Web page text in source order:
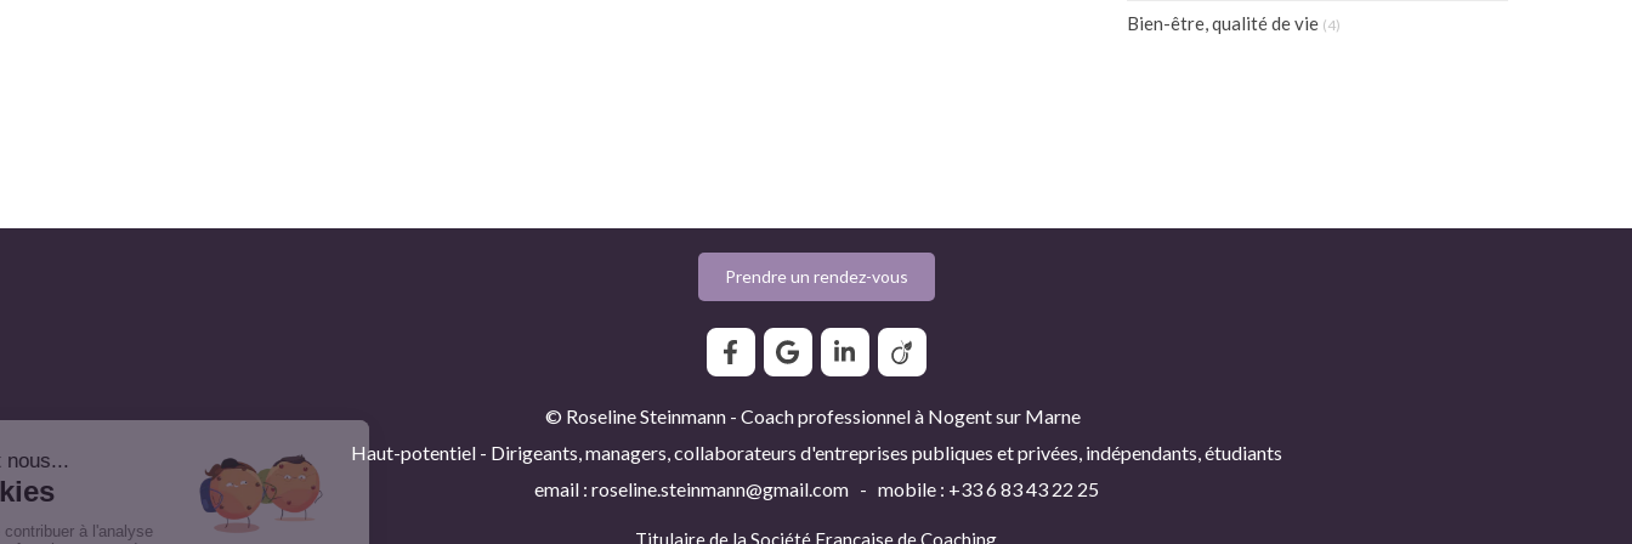
Bien-être, qualité de vie (4)
Prendre un rendez-vous
© Roseline Steinmann - Coach professionnel à Nogent sur Marne
Haut-potentiel - Dirigeants, managers, collaborateurs d'entreprises publiques et privées, indépendants, étudiants
email : roseline.steinmann@gmail.com - mobile : +33 6 83 43 22 25
Titulaire de la Société Française de Coaching